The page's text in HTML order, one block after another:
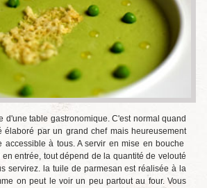
d'une table gastronomique. C'est normal quand
par un grand chef mais heureusement
accessible à tous. A servir en mise en bouche
entrée, tout dépend de la quantité de velouté
servirez. la tuile de parmesan est réalisée à la
on peut le voir un peu partout au four. Vous